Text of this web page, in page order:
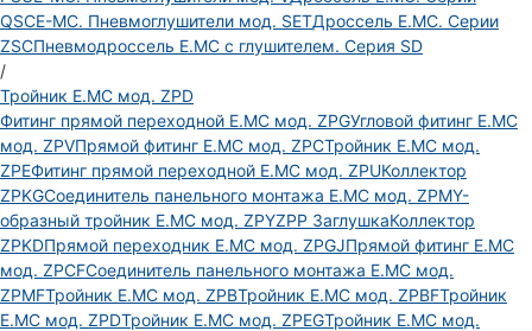
QSCE-MC. Пневмоглушители мод. SETДроссель E.MC. Серии
ZSCПневмодроссель E.MC с глушителем. Серия SD
/
Тройник E.MC мод. ZPD
Фитинг прямой переходной E.MC мод. ZPGУгловой фитинг E.MC
мод. ZPVПрямой фитинг E.MC мод. ZPCТройник E.MC мод.
ZPEФитинг прямой переходной E.MC мод. ZPUКоллектор
ZPKGСоединитель панельного монтажа E.MC мод. ZPMY-
образный тройник E.MC мод. ZPYZPP ЗаглушкаКоллектор
ZPKDПрямой переходник E.MC мод. ZPGJПрямой фитинг E.MC
мод. ZPCFСоединитель панельного монтажа E.MC мод.
ZPMFТройник E.MC мод. ZPBТройник E.MC мод. ZPBFТройник
E.MC мод. ZPDТройник E.MC мод. ZPEGТройник E.MC мод.